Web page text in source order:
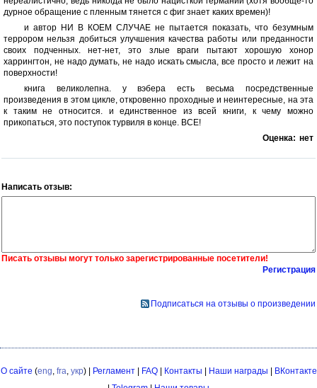
дурное обращение с пленным тянется с фиг знает каких времен)!
и автор НИ В КОЕМ СЛУЧАЕ не пытается показать, что безумным
террором нельзя добиться улучшения качества работы или преданности
своих подченных. нет-нет, это злые враги пытают хорошую хонор
харрингтон, не надо думать, не надо искать смысла, все просто и лежит на
поверхности!
книга великолепна. у вэбера есть весьма посредственные
произведения в этом цикле, откровенно проходные и неинтересные, на эта
к таким не относится. и единственное из всей книги, к чему можно
прикопаться, это поступок турвиля в конце. ВСЕ!
Оценка: нет
Написать отзыв:
Писать отзывы могут только зарегистрированные посетители!
Регистрация
Подписаться на отзывы о произведении
О сайте (eng fra укр) | Регламент| FAQ| Контакты | Наши награды | ВКонтакте